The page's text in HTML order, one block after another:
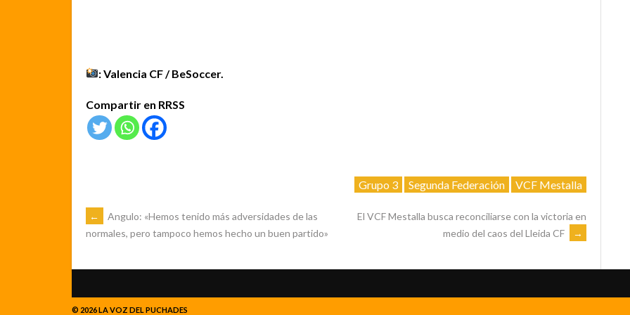
: Valencia CF / BeSoccer.
Compartir en RRSS
Grupo 3 Segunda Federación VCF Mestalla
NAVEGACIÓN
DE
ENTRADAS
←
Angulo: «Hemos tenido más adversidades de las
normales, pero tampoco hemos hecho un buen partido»
El VCF Mestalla busca reconciliarse con la victoria en
medio del caos del Lleida CF
→
© 2026 LA VOZ DEL PUCHADES